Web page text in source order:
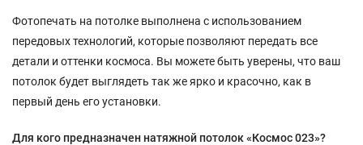
Фотопечать на потолке выполнена с использованием
передовых технологий, которые позволяют передать все
детали и оттенки космоса. Вы можете быть уверены, что ваш
потолок будет выглядеть так же ярко и красочно, как в
первый день его установки.
Для кого предназначен натяжной потолок «Космос 023»?